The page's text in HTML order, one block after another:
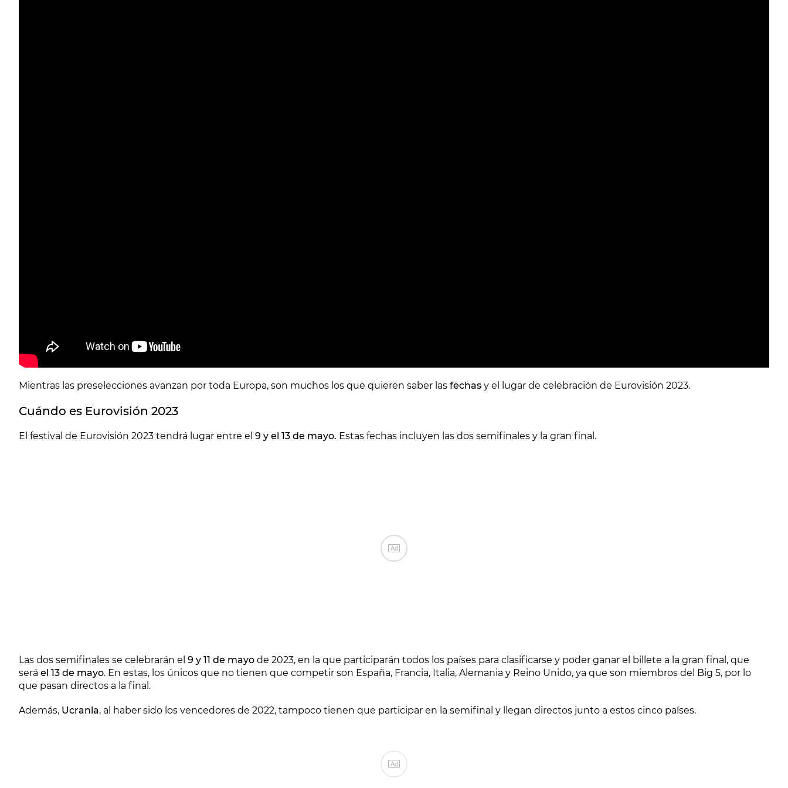
Mientras las preselecciones avanzan por toda Europa, son muchos los que quieren saber las fechas y el lugar de celebración de Eurovisión 2023.
Cuándo es Eurovisión 2023
El festival de Eurovisión 2023 tendrá lugar entre el 9 y el 13 de mayo. Estas fechas incluyen las dos semifinales y la gran final.
Ad
Las dos semifinales se celebrarán el 9 y 11 de mayo de 2023, en la que participarán todos los países para clasificarse y poder ganar el billete a la gran final, que
será el 13 de mayo. En estas, los únicos que no tienen que competir son España, Francia, Italia, Alemania y Reino Unido, ya que son miembros del Big 5, por lo
que pasan directos a la final.
Además, Ucrania, al haber sido los vencedores de 2022, tampoco tienen que participar en la semifinal y llegan directos junto a estos cinco países.
Ad